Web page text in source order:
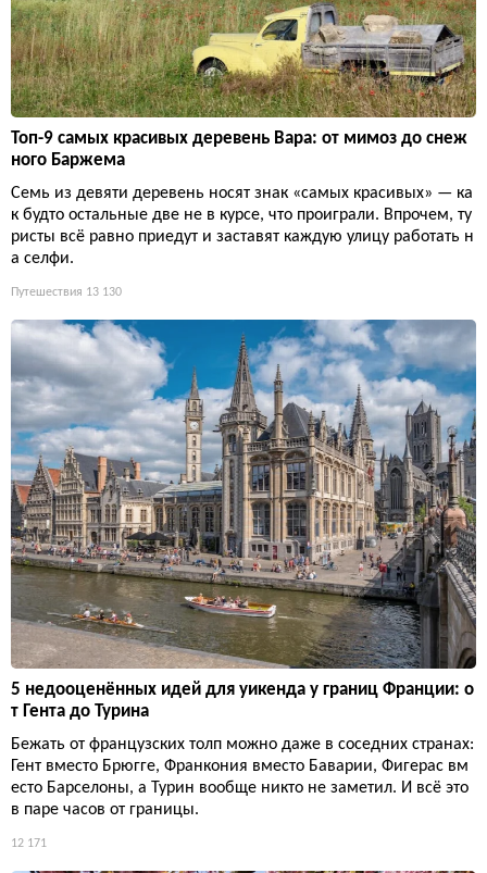
Топ-9 самых красивых деревень Вара: от мимоз до снеж
ного Баржема
Семь из девяти деревень носят знак «самых красивых» — ка
к будто остальные две не в курсе, что проиграли. Впрочем, ту
ристы всё равно приедут и заставят каждую улицу работать н
а селфи.
Путешествия 13 130
5 недооценённых идей для уикенда у границ Франции: о
т Гента до Турина
Бежать от французских толп можно даже в соседних странах:
Гент вместо Брюгге, Франкония вместо Баварии, Фигерас вм
есто Барселоны, а Турин вообще никто не заметил. И всё это
в паре часов от границы.
12 171